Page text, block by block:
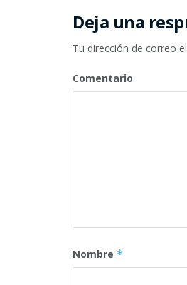
Deja una
Tu dirección de correo
Comentario
Nombre *